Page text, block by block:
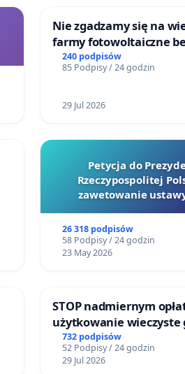
Nie zgadzamy się na
farmy fotowoltaiczne
rzetelnych analiz i
mieszkańców
240 podpisów
85 Podpisy / 24 godzin
29 Jul 2026
Petycja do
Rzeczypospolitej
zawetowanie
26 318 podpisów
58 Podpisy / 24 godzin
23 May 2026
STOP nadmiernym
użytkowanie
zajmowanych przez
ogrody działkowe.
732 podpisów
52 Podpisy / 24 godzin
29 Jul 2026